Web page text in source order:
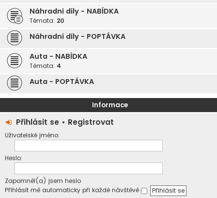
Náhradní díly - NABÍDKA
Témata: 20
Náhradní díly - POPTÁVKA
Auta - NABÍDKA
Témata: 4
Auta - POPTÁVKA
Informace
Přihlásit se • Registrovat
Uživatelské jméno:
Heslo:
Zapomněl(a) jsem heslo
Přihlásit mě automaticky při každé návštěvě